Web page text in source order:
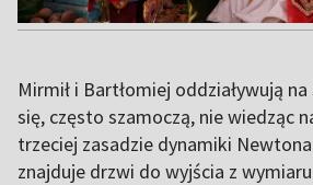
Mirmił i Bartłomiej oddziaływują
się, często szamoczą, nie wiedząc
trzeciej zasadzie dynamiki
znajduje drzwi do wyjścia z